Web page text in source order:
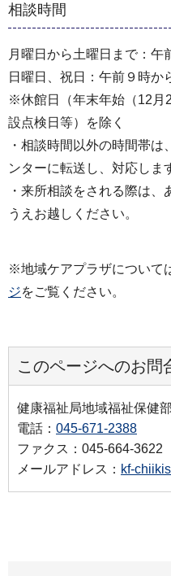
相談時間
月曜日から土曜日まで：午
日曜日、祝日：午前９時か
※休館日（年末年始（12月
設点検日等）を除く
・相談時間以外の時間帯
ンターに転送し、対応しま
・来所相談をされる際は
うえお越しください。
※地域ケアプラザについて
ジをご覧ください。
このページへのお問
健康福祉局地域福祉保健
電話： 045-671-2388
ファクス：045-664-3622
メールアドレス： kf-